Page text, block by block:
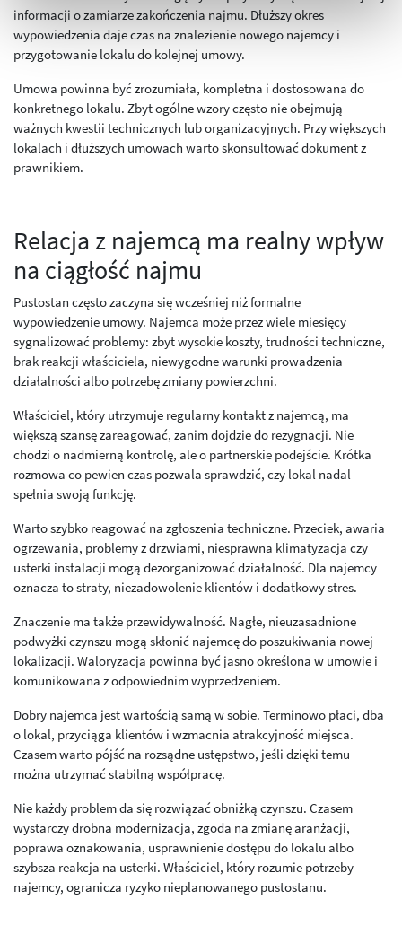
informacji o zamiarze zakończenia najmu. Dłuższy okres
wypowiedzenia daje czas na znalezienie nowego najemcy i
przygotowanie lokalu do kolejnej umowy.
Umowa powinna być zrozumiała, kompletna i dostosowana do
konkretnego lokalu. Zbyt ogólne wzory często nie obejmują
ważnych kwestii technicznych lub organizacyjnych. Przy większych
lokalach i dłuższych umowach warto skonsultować dokument z
prawnikiem.
Relacja z najemcą ma realny wpływ
na ciągłość najmu
Pustostan często zaczyna się wcześniej niż formalne
wypowiedzenie umowy. Najemca może przez wiele miesięcy
sygnalizować problemy: zbyt wysokie koszty, trudności techniczne,
brak reakcji właściciela, niewygodne warunki prowadzenia
działalności albo potrzebę zmiany powierzchni.
Właściciel, który utrzymuje regularny kontakt z najemcą, ma
większą szansę zareagować, zanim dojdzie do rezygnacji. Nie
chodzi o nadmierną kontrolę, ale o partnerskie podejście. Krótka
rozmowa co pewien czas pozwala sprawdzić, czy lokal nadal
spełnia swoją funkcję.
Warto szybko reagować na zgłoszenia techniczne. Przeciek, awaria
ogrzewania, problemy z drzwiami, niesprawna klimatyzacja czy
usterki instalacji mogą dezorganizować działalność. Dla najemcy
oznacza to straty, niezadowolenie klientów i dodatkowy stres.
Znaczenie ma także przewidywalność. Nagłe, nieuzasadnione
podwyżki czynszu mogą skłonić najemcę do poszukiwania nowej
lokalizacji. Waloryzacja powinna być jasno określona w umowie i
komunikowana z odpowiednim wyprzedzeniem.
Dobry najemca jest wartością samą w sobie. Terminowo płaci, dba
o lokal, przyciąga klientów i wzmacnia atrakcyjność miejsca.
Czasem warto pójść na rozsądne ustępstwo, jeśli dzięki temu
można utrzymać stabilną współpracę.
Nie każdy problem da się rozwiązać obniżką czynszu. Czasem
wystarczy drobna modernizacja, zgoda na zmianę aranżacji,
poprawa oznakowania, usprawnienie dostępu do lokalu albo
szybsza reakcja na usterki. Właściciel, który rozumie potrzeby
najemcy, ogranicza ryzyko nieplanowanego pustostanu.